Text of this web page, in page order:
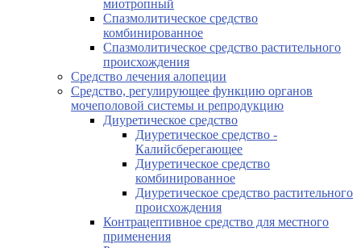
миотропный
Спазмолитическое средство
комбинированное
Спазмолитическое средство растительного
происхождения
Средство лечения алопеции
Средство, регулирующее функцию органов
мочеполовой системы и репродукцию
Диуретическое средство
Диуретическое средство -
Калийсберегающее
Диуретическое средство
комбинированное
Диуретическое средство растительного
происхождения
Контрацептивное средство для местного
применения